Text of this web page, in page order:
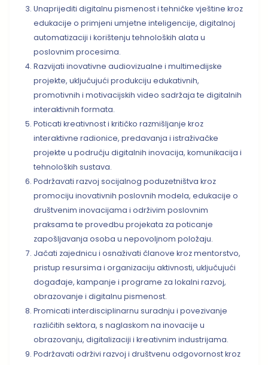
Unaprijediti digitalnu pismenost i tehničke vještine kroz
edukacije o primjeni umjetne inteligencije, digitalnoj
automatizaciji i korištenju tehnoloških alata u
poslovnim procesima.
Razvijati inovativne audiovizualne i multimedijske
projekte, uključujući produkciju edukativnih,
promotivnih i motivacijskih video sadržaja te digitalnih
interaktivnih formata.
Poticati kreativnost i kritičko razmišljanje kroz
interaktivne radionice, predavanja i istraživačke
projekte u području digitalnih inovacija, komunikacija i
tehnoloških sustava.
Podržavati razvoj socijalnog poduzetništva kroz
promociju inovativnih poslovnih modela, edukacije o
društvenim inovacijama i održivim poslovnim
praksama te provedbu projekata za poticanje
zapošljavanja osoba u nepovoljnom položaju.
Jačati zajednicu i osnaživati članove kroz mentorstvo,
pristup resursima i organizaciju aktivnosti, uključujući
događaje, kampanje i programe za lokalni razvoj,
obrazovanje i digitalnu pismenost.
Promicati interdisciplinarnu suradnju i povezivanje
različitih sektora, s naglaskom na inovacije u
obrazovanju, digitalizaciji i kreativnim industrijama.
Podržavati održivi razvoj i društvenu odgovornost kroz